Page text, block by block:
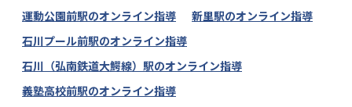
運動公園前駅のオンライン指導
新里駅のオンライン指導
石川プール前駅のオンライン指導
石川（弘南鉄道大鰐線）駅のオンライン指導
義塾高校前駅のオンライン指導